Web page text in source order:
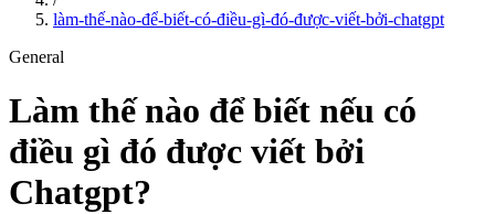
làm-thế-nào-để-biết-có-điều-gì-đó-được-viết-bởi-chatgpt
General
Làm thế nào để biết nếu có
điều gì đó được viết bởi
Chatgpt?